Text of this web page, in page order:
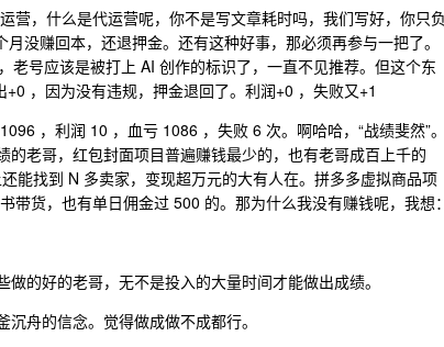
营，什么是代运营呢，你不是写文章耗时吗，我们写好，你只负
没赚回本，还退押金。还有这种好事，那必须再参与一把了。
老号应该是被打上 AI 创作的标识了，一直不见推荐。但这个东
，因为没有违规，押金退回了。利润+0 ，失败又+1
，利润 10 ，血亏 1086 ，失败 6 次。啊哈哈，“战绩斐然”。
老哥，红包封面项目普遍赚钱最少的，也有老哥成百上千的
能找到 N 多卖家，变现超万元的大有人在。拼多多虚拟商品项
货，也有单日佣金过 500 的。那为什么我没有赚钱呢，我想：
的好的老哥，无不是投入的大量时间才能做出成绩。
舟的信念。觉得做成做不成都行。